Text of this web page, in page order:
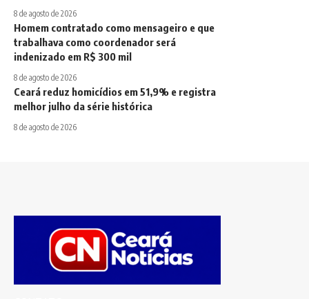
8 de agosto de 2026
Homem contratado como mensageiro e que
trabalhava como coordenador será
indenizado em R$ 300 mil
8 de agosto de 2026
Ceará reduz homicídios em 51,9% e registra
melhor julho da série histórica
8 de agosto de 2026